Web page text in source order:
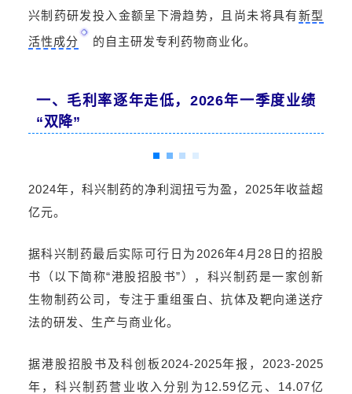
兴制药研发投入金额呈下滑趋势，且尚未将具有新型
活性成分
的自主研发专利药物商业化。
一、毛利率逐年走低，2026年一季度业绩
“双降”
2024年，科兴制药的净利润扭亏为盈，2025年收益超
亿元。
据科兴制药最后实际可行日为2026年4月28日的招股
书（以下简称“港股招股书”），科兴制药是一家创新
生物制药公司，专注于重组蛋白、抗体及靶向递送疗
法的研发、生产与商业化。
据港股招股书及科创板 2024-2025年报，2023-2025
年，科兴制药营业收入分别为12.59亿元、14.07亿